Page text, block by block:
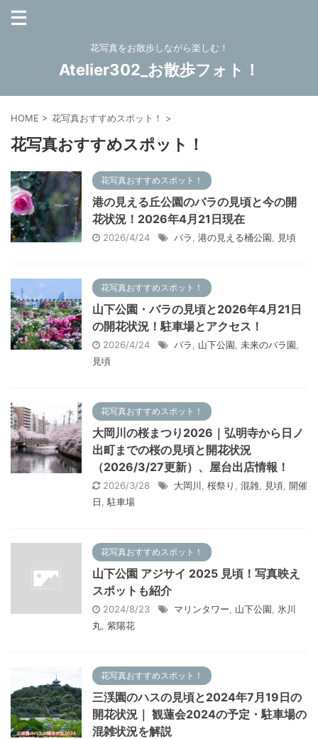
花写真をお散歩しながら楽しむ！
Atelier302_お散歩フォト！
HOME > 花写真おすすめスポット！ >
花写真おすすめスポット！
花写真おすすめスポット！
港の見える丘公園のバラの見頃と今の開
花状況！2026年4月21日現在
2026/4/24 バラ 港の見える桶公園 見頃
花写真おすすめスポット！
山下公園・バラの見頃と2026年4月21日
の開花状況！駐車場とアクセス！
2026/4/24 バラ 山下公園 未来のバラ園
見頃
花写真おすすめスポット！
大岡川の桜まつり2026｜弘明寺から日ノ
出町までの桜の見頃と開花状況
（2026/3/27更新）、屋台出店情報！
2026/3/28 大岡川 桜祭り 混雑 見頃 開催
日
駐車場
花写真おすすめスポット！
山下公園 アジサイ 2025 見頃！写真映え
スポットも紹介
2024/8/23 マリンタワー 山下公園
氷川
丸 紫陽花
花写真おすすめスポット！
三渓園のハスの見頃と2024年7月19日の
開花状況｜ 観蓮会2024の予定・駐車場の
混雑状況を解説